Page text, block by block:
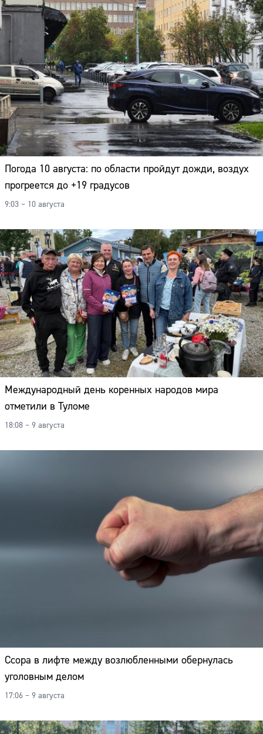
Погода 10 августа: по области пройдут дожди, воздух
прогреется до +19 градусов
9:03 – 10 августа
Международный день коренных народов мира
отметили в Туломе
18:08 – 9 августа
Ссора в лифте между возлюбленными обернулась
уголовным делом
17:06 – 9 августа